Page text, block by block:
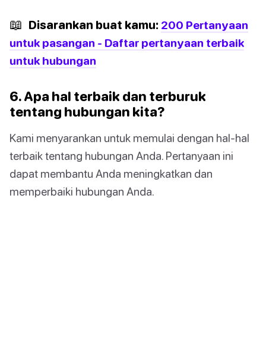
📖 Disarankan buat kamu: 200 Pertanyaan
untuk pasangan - Daftar pertanyaan terbaik
untuk hubungan
6. Apa hal terbaik dan terburuk
tentang hubungan kita?
Kami menyarankan untuk memulai dengan hal-hal
terbaik tentang hubungan Anda. Pertanyaan ini
dapat membantu Anda meningkatkan dan
memperbaiki hubungan Anda.